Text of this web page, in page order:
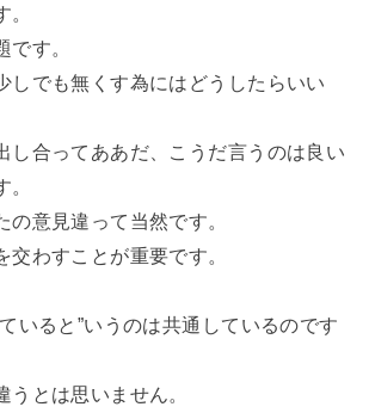
です。
しでも無くす為にはどうしたらいい
し合ってああだ、こうだ言うのは良い
の意見違って当然です。
交わすことが重要です。
いると”いうのは共通しているのです
うとは思いません。